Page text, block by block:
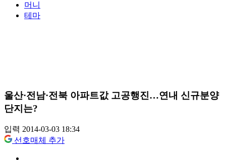
머니
테마
울산·전남·전북 아파트값 고공행진…연내 신규분양
단지는?
입력 2014-03-03 18:34
선호매체 추가